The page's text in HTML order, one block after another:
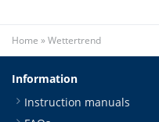
Home »Wettertrend
Information
Instruction manuals